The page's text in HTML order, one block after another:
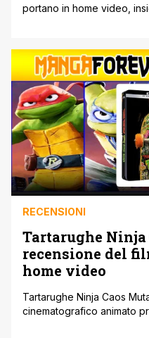
portano in home video,
dallo stesso regista David
carriera come stuntman
[']
RECENSIONI
Tartarughe Ninja
recensione del
home video
Tartarughe Ninja Caos
cinematografico animato